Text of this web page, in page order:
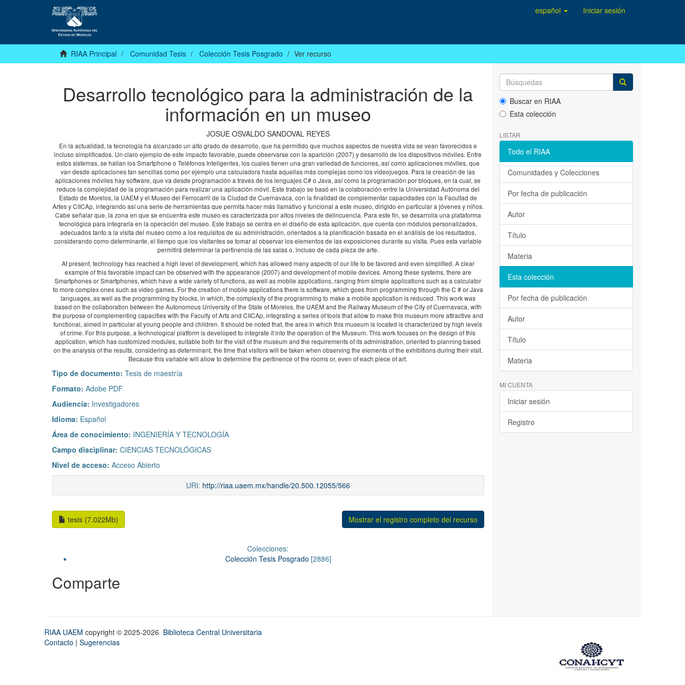
español Iniciar sesión
RIAA Principal Comunidad Tesis Colección Tesis Posgrado Ver recurso
Desarrollo tecnológico para la administración de la
información en un museo
JOSUE OSVALDO SANDOVAL REYES
En la actualidad, la tecnología ha alcanzado un alto grado de desarrollo, que ha permitido que muchos aspectos de nuestra vida se vean favorecidos e
incluso simplificados. Un claro ejemplo de este impacto favorable, puede observarse con la aparición (2007) y desarrollo de los dispositivos móviles. Entre
estos sistemas, se hallan los Smartphone o Teléfonos Inteligentes, los cuales tienen una gran variedad de funciones, así como aplicaciones móviles, que
van desde aplicaciones tan sencillas como por ejemplo una calculadora hasta aquellas más complejas como los videojuegos. Para la creación de las
aplicaciones móviles hay software, que va desde programación a través de los lenguajes C# o Java, así como la programación por bloques, en la cual, se
reduce la complejidad de la programación para realizar una aplicación móvil. Este trabajo se basó en la colaboración entre la Universidad Autónoma del
Estado de Morelos, la UAEM y el Museo del Ferrocarril de la Ciudad de Cuernavaca, con la finalidad de complementar capacidades con la Facultad de
Artes y CIICAp, integrando así una serie de herramientas que permita hacer más llamativo y funcional a este museo, dirigido en particular a jóvenes y niños.
Cabe señalar que, la zona en que se encuentra este museo es caracterizada por altos niveles de delincuencia. Para este fin, se desarrolla una plataforma
tecnológica para integrarla en la operación del museo. Este trabajo se centra en el diseño de esta aplicación, que cuenta con módulos personalizados,
adecuados tanto a la visita del museo como a los requisitos de su administración, orientados a la planificación basada en el análisis de los resultados,
considerando como determinante, el tiempo que los visitantes se tomar al observar los elementos de las exposiciones durante su visita. Pues esta variable
permitirá determinar la pertinencia de las salas o, incluso de cada pieza de arte.
At present, technology has reached a high level of development, which has allowed many aspects of our life to be favored and even simplified. A clear
example of this favorable impact can be observed with the appearance (2007) and development of mobile devices. Among these systems, there are
Smartphones or Smartphones, which have a wide variety of functions, as well as mobile applications, ranging from simple applications such as a calculator
to more complex ones such as video games. For the creation of mobile applications there is software, which goes from programming through the C # or Java
languages, as well as the programming by blocks, in which, the complexity of the programming to make a mobile application is reduced. This work was
based on the collaboration between the Autonomous University of the State of Morelos, the UAEM and the Railway Museum of the City of Cuernavaca, with
the purpose of complementing capacities with the Faculty of Arts and CIICAp, integrating a series of tools that allow to make this museum more attractive and
functional, aimed in particular at young people and children. It should be noted that, the area in which this museum is located is characterized by high levels
of crime. For this purpose, a technological platform is developed to integrate it into the operation of the Museum. This work focuses on the design of this
application, which has customized modules, suitable both for the visit of the museum and the requirements of its administration, oriented to planning based
on the analysis of the results, considering as determinant, the time that visitors will be taken when observing the elements of the exhibitions during their visit.
Because this variable will allow to determine the pertinence of the rooms or, even of each piece of art.
Tipo de documento: Tesis de maestría
Formato: Adobe PDF
Audiencia: Investigadores
Idioma: Español
Área de conocimiento: INGENIERÍA Y TECNOLOGÍA
Campo disciplinar: CIENCIAS TECNOLÓGICAS
Nivel de acceso: Acceso Abierto
URI: http://riaa.uaem.mx/handle/20.500.12055/566
tesis (7.022Mb) Mostrar el registro completo del recurso
Colecciones:
Colección Tesis Posgrado [2886]
Comparte
Buscar en RIAA
Esta colección
LISTAR
Todo el RIAA
Comunidades y Colecciones
Por fecha de publicación
Autor
Título
Materia
Esta colección
Por fecha de publicación
Autor
Título
Materia
MI CUENTA
Iniciar sesión
Registro
RIAA UAEM copyright © 2025-2026 Biblioteca Central Universitaria
Contacto | Sugerencias